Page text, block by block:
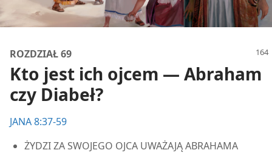
do studium) — 2016
ROZDZIAŁ 69
Kto jest ich ojcem — Abraham
czy Diabeł?
JANA 8:37-59
ŻYDZI ZA SWOJEGO OJCA UWAŻAJĄ ABRAHAMA